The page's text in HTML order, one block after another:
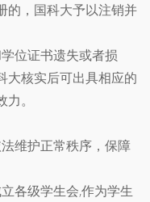
的，国科大予以注销并
位证书遗失或者损
大核实后可出具相应的
。
维护正常秩序，保障
各级学生会,作为学生